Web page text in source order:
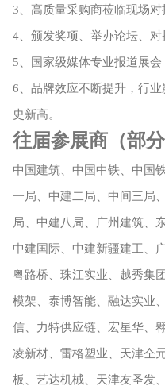
3、高质量采购商莅临现场对
4、颁发奖项、举办论坛、对
5、国家级媒体专业报道展会
6、品牌效应不断提升，行
史新高。
往届参展商（部分
中国建筑、中国中铁、中国
一局、中建二局、中间三局
局、中建八局、广州建筑、
中建国际、中建新疆建工、
粤路桥、珠江实业、越秀集
模架、泰博智能、融达实业
信、力特供应链、宏星华、
凌新材、雷格塑业、天津仝
板、艺达机械、天津友圣发